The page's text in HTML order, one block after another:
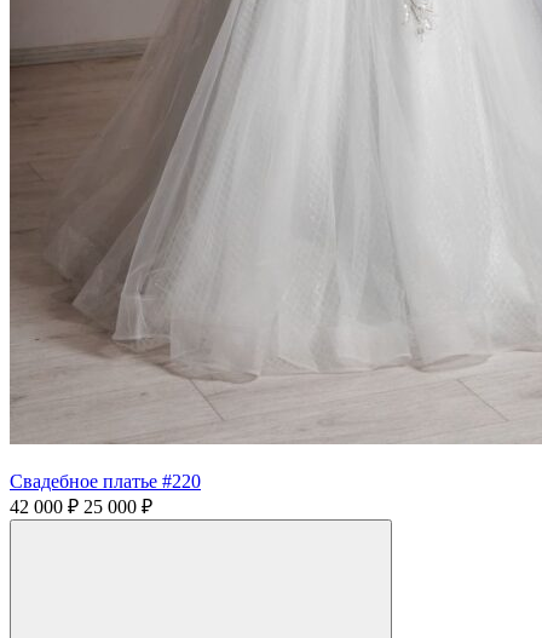
Свадебное платье #220
42 000 ₽ 25 000 ₽